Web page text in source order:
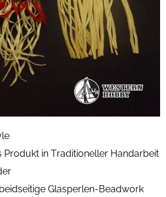
Produkt in Traditioneller Handarbeit
Glasperlen-Beadwork